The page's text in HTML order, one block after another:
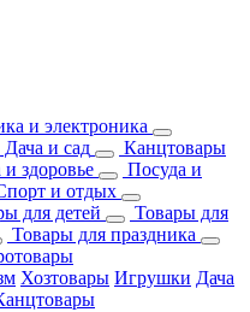
и электроника
Дача и сад
Канцтовары
и здоровье
Посуда и
и отдых
для детей
Товары для
Товары для праздника
Хозтовары Игрушки Дача